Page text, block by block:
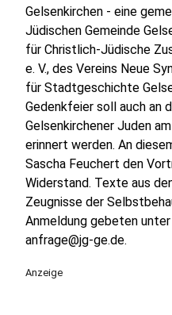
Gelsenkirchen - eine
Jüdischen Gemeinde
für Christlich-Jüdische
e. V., des Vereins Neue
für Stadtgeschichte
Gedenkfeier soll auch an
Gelsenkirchener Juden
erinnert werden. An
Sascha Feuchert den
Widerstand. Texte aus
Zeugnisse der
Anmeldung gebeten
anfrage@jg-ge.de.
Anzeige